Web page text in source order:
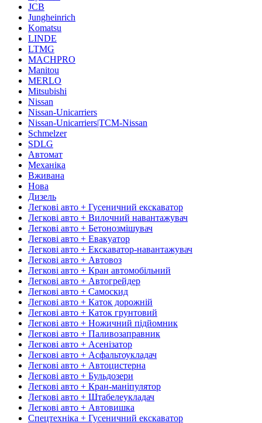
JCB
Jungheinrich
Komatsu
LINDE
LTMG
MACHPRO
Manitou
MERLO
Mitsubishi
Nissan
Nissan-Unicarriers
Nissan-Unicarriers|TCM-Nissan
Schmelzer
SDLG
Автомат
Механіка
Вживана
Нова
Дизель
Легкові авто + Гусеничний екскаватор
Легкові авто + Вилочний навантажувач
Легкові авто + Бетонозмішувач
Легкові авто + Евакуатор
Легкові авто + Екскаватор-навантажувач
Легкові авто + Автовоз
Легкові авто + Кран автомобільний
Легкові авто + Автогрейдер
Легкові авто + Самоскид
Легкові авто + Каток дорожній
Легкові авто + Каток грунтовий
Легкові авто + Ножичний підйомник
Легкові авто + Паливозаправник
Легкові авто + Асенізатор
Легкові авто + Асфальтоукладач
Легкові авто + Автоцистерна
Легкові авто + Бульдозери
Легкові авто + Кран-маніпулятор
Легкові авто + Штабелеукладач
Легкові авто + Автовишка
Спецтехніка + Гусеничний екскаватор